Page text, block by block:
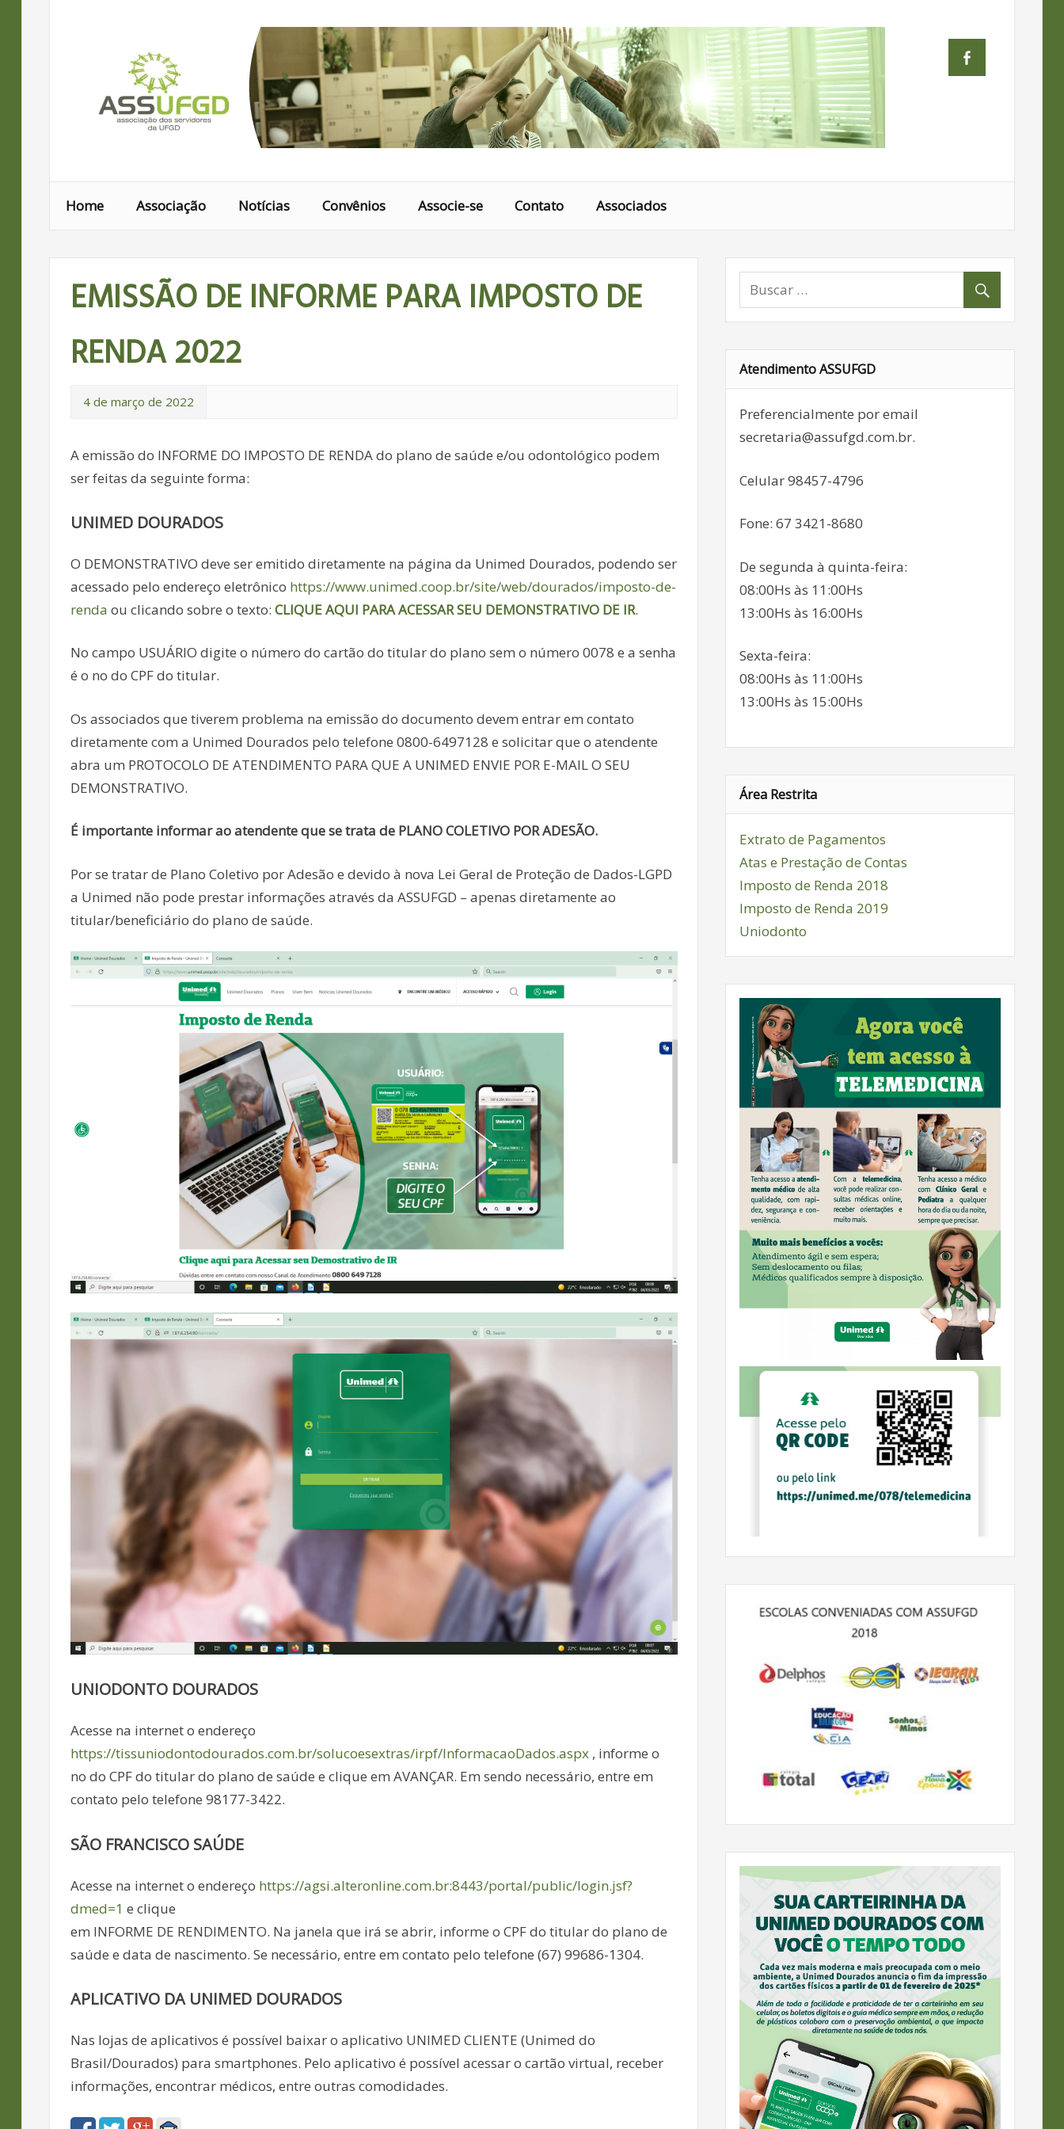
Home Associação Notícias Convênios Associe-se Contato Associados
EMISSÃO DE INFORME PARA IMPOSTO DE
RENDA 2022
4 de março de 2022
A emissão do INFORME DO IMPOSTO DE RENDA do plano de saúde e/ou odontológico podem
ser feitas da seguinte forma:
UNIMED DOURADOS
O DEMONSTRATIVO deve ser emitido diretamente na página da Unimed Dourados, podendo ser
acessado pelo endereço eletrônico https://www.unimed.coop.br/site/web/dourados/imposto-de-
renda ou clicando sobre o texto: CLIQUE AQUI PARA ACESSAR SEU DEMONSTRATIVO DE IR.
No campo USUÁRIO digite o número do cartão do titular do plano sem o número 0078 e a senha
é o no do CPF do titular.
Os associados que tiverem problema na emissão do documento devem entrar em contato
diretamente com a Unimed Dourados pelo telefone 0800-6497128 e solicitar que o atendente
abra um PROTOCOLO DE ATENDIMENTO PARA QUE A UNIMED ENVIE POR E-MAIL O SEU
DEMONSTRATIVO.
É importante informar ao atendente que se trata de PLANO COLETIVO POR ADESÃO.
Por se tratar de Plano Coletivo por Adesão e devido à nova Lei Geral de Proteção de Dados-LGPD
a Unimed não pode prestar informações através da ASSUFGD – apenas diretamente ao
titular/beneficiário do plano de saúde.
UNIODONTO DOURADOS
Acesse na internet o endereço
https://tissuniodontodourados.com.br/solucoesextras/irpf/InformacaoDados.aspx, informe o
no do CPF do titular do plano de saúde e clique em AVANÇAR. Em sendo necessário, entre em
contato pelo telefone 98177-3422.
SÃO FRANCISCO SAÚDE
Acesse na internet o endereço https://agsi.alteronline.com.br:8443/portal/public/login.jsf?
dmed=1 e clique
em INFORME DE RENDIMENTO. Na janela que irá se abrir, informe o CPF do titular do plano de
saúde e data de nascimento. Se necessário, entre em contato pelo telefone (67) 99686-1304.
APLICATIVO DA UNIMED DOURADOS
Nas lojas de aplicativos é possível baixar o aplicativo UNIMED CLIENTE (Unimed do
Brasil/Dourados) para smartphones. Pelo aplicativo é possível acessar o cartão virtual, receber
informações, encontrar médicos, entre outras comodidades.
Atendimento ASSUFGD
Preferencialmente por email
secretaria@assufgd.com.br.
Celular 98457-4796
Fone: 67 3421-8680
De segunda à quinta-feira:
08:00Hs às 11:00Hs
13:00Hs às 16:00Hs
Sexta-feira:
08:00Hs às 11:00Hs
13:00Hs às 15:00Hs
Área Restrita
Extrato de Pagamentos
Atas e Prestação de Contas
Imposto de Renda 2018
Imposto de Renda 2019
Uniodonto